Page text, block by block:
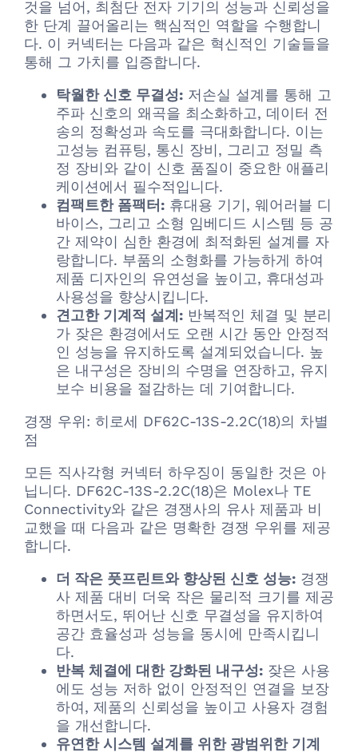
것을 넘어, 최첨단 전자 기기의 성능과 신뢰성을
한 단계 끌어올리는 핵심적인 역할을 수행합니
다. 이 커넥터는 다음과 같은 혁신적인 기술들을
통해 그 가치를 입증합니다.
탁월한 신호 무결성: 저손실 설계를 통해 고
주파 신호의 왜곡을 최소화하고, 데이터 전
송의 정확성과 속도를 극대화합니다. 이는
고성능 컴퓨팅, 통신 장비, 그리고 정밀 측
정 장비와 같이 신호 품질이 중요한 애플리
케이션에서 필수적입니다.
컴팩트한 폼팩터: 휴대용 기기, 웨어러블 디
바이스, 그리고 소형 임베디드 시스템 등 공
간 제약이 심한 환경에 최적화된 설계를 자
랑합니다. 부품의 소형화를 가능하게 하여
제품 디자인의 유연성을 높이고, 휴대성과
사용성을 향상시킵니다.
견고한 기계적 설계: 반복적인 체결 및 분리
가 잦은 환경에서도 오랜 시간 동안 안정적
인 성능을 유지하도록 설계되었습니다. 높
은 내구성은 장비의 수명을 연장하고, 유지
보수 비용을 절감하는 데 기여합니다.
경쟁 우위: 히로세 DF62C-13S-2.2C(18)의 차별
점
모든 직사각형 커넥터 하우징이 동일한 것은 아
닙니다. DF62C-13S-2.2C(18)은 Molex나 TE
Connectivity와 같은 경쟁사의 유사 제품과 비
교했을 때 다음과 같은 명확한 경쟁 우위를 제공
합니다.
더 작은 풋프린트와 향상된 신호 성능: 경쟁
사 제품 대비 더욱 작은 물리적 크기를 제공
하면서도, 뛰어난 신호 무결성을 유지하여
공간 효율성과 성능을 동시에 만족시킵니
다.
반복 체결에 대한 강화된 내구성: 잦은 사용
에도 성능 저하 없이 안정적인 연결을 보장
하여, 제품의 신뢰성을 높이고 사용자 경험
을 개선합니다.
유연한 시스템 설계를 위한 광범위한 기계